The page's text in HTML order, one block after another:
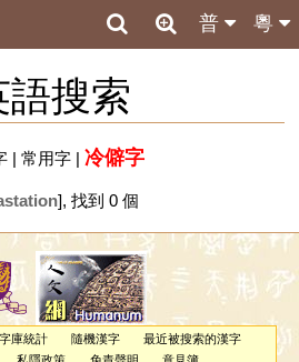
粵
普
搜索
| 常用字| 冷僻字
], 找到 0 個
字庫統計 隨機漢字
最近被搜索的漢字